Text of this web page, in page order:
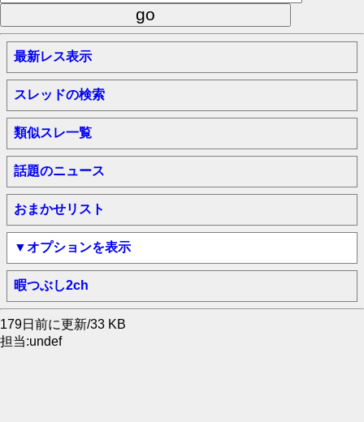
最新レス表示
スレッドの検索
類似スレ一覧
話題のニュース
おまかせリスト
▼オプションを表示
暇つぶし2ch
179日前に更新/33 KB
担当:undef